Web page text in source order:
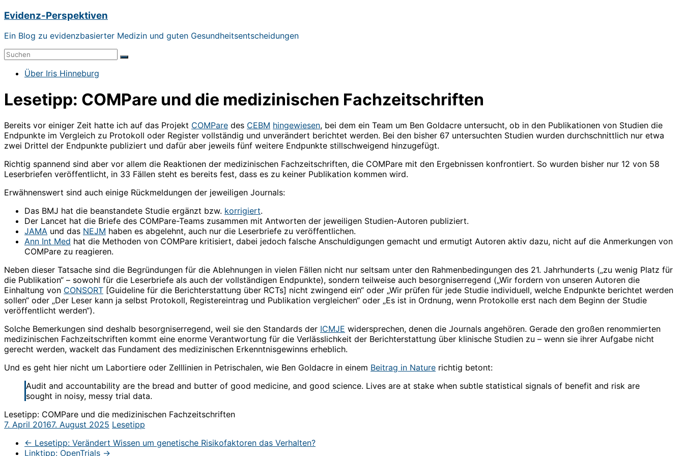
Zum
springen
Evidenz-Perspektiven
Ein Blog zu evidenzbasierter Medizin und guten Gesundheitsentscheidungen
Menü Über Iris Hinneburg
Lesetipp: COMPare und die medizinischen Fachzeitschriften
Bereits vor einiger Zeit hatte ich auf das Projekt COMPare des CEBM hingewiesen, bei dem ein Team um Ben Goldacre untersucht, ob in den Publikationen von Studien die
Endpunkte im Vergleich zu Protokoll oder Register vollständig und unverändert berichtet werden. Bei den bisher 67 untersuchten Studien wurden durchschnittlich nur etwa
zwei Drittel der Endpunkte publiziert und dafür aber jeweils fünf weitere Endpunkte stillschweigend hinzugefügt.
Richtig spannend sind aber vor allem die Reaktionen der medizinischen Fachzeitschriften, die COMPare mit den Ergebnissen konfrontiert. So wurden bisher nur 12 von 58
Leserbriefen veröffentlicht, in 33 Fällen steht es bereits fest, dass es zu keiner Publikation kommen wird.
Erwähnenswert sind auch einige Rückmeldungen der jeweiligen Journals:
Das BMJ hat die beanstandete Studie ergänzt bzw. korrigiert.
Der Lancet hat die Briefe des COMPare-Teams zusammen mit Antworten der jeweiligen Studien-Autoren publiziert.
JAMA und das NEJM haben es abgelehnt, auch nur die Leserbriefe zu veröffentlichen.
Ann Int Med hat die Methoden von COMPare kritisiert, dabei jedoch falsche Anschuldigungen gemacht und ermutigt Autoren aktiv dazu, nicht auf die Anmerkungen von
COMPare zu reagieren.
Neben dieser Tatsache sind die Begründungen für die Ablehnungen in vielen Fällen nicht nur seltsam unter den Rahmenbedingungen des 21. Jahrhunderts („zu wenig Platz für
die Publikation“ – sowohl für die Leserbriefe als auch der vollständigen Endpunkte), sondern teilweise auch besorgniserregend („Wir fordern von unseren Autoren die
Einhaltung von CONSORT [Guideline für die Berichterstattung über RCTs] nicht zwingend ein“ oder „Wir prüfen für jede Studie individuell, welche Endpunkte berichtet werden
sollen“ oder „Der Leser kann ja selbst Protokoll, Registereintrag und Publikation vergleichen“ oder „Es ist in Ordnung, wenn Protokolle erst nach dem Beginn der Studie
veröffentlicht werden“).
Solche Bemerkungen sind deshalb besorgniserregend, weil sie den Standards der ICMJE widersprechen, denen die Journals angehören. Gerade den großen renommierten
medizinischen Fachzeitschriften kommt eine enorme Verantwortung für die Verlässlichkeit der Berichterstattung über klinische Studien zu – wenn sie ihrer Aufgabe nicht
gerecht werden, wackelt das Fundament des medizinischen Erkenntnisgewinns erheblich.
Und es geht hier nicht um Labortiere oder Zelllinien in Petrischalen, wie Ben Goldacre in einem Beitrag in Nature richtig betont:
Audit and accountability are the bread and butter of good medicine, and good science. Lives are at stake when subtle statistical signals of benefit and risk are
sought in noisy, messy trial data.
Lesetipp: COMPare und die medizinischen Fachzeitschriften
7. April 20167. August 2025 Lesetipp
← Lesetipp: Verändert Wissen um genetische Risikofaktoren das Verhalten?
Linktipp: OpenTrials →